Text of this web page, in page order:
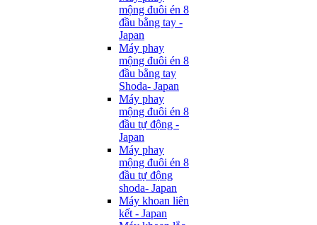
mộng đuôi én 8
đầu bằng tay -
Japan
Máy phay
mộng đuôi én 8
đầu bằng tay
Shoda- Japan
Máy phay
mộng đuôi én 8
đầu tự động -
Japan
Máy phay
mộng đuôi én 8
đầu tự động
shoda- Japan
Máy khoan liên
kết - Japan